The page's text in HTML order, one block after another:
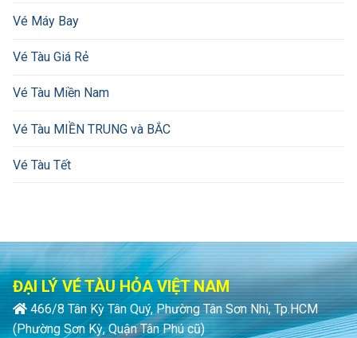
Vé Máy Bay
Vé Tàu Giá Rẻ
Vé Tàu Miền Nam
Vé Tàu MIỀN TRUNG và BẮC
Vé Tàu Tết
ĐẠI LÝ VÉ TÀU HỎA VIỆT NAM
466/8 Tân Kỳ Tân Quý, Phường Tân Sơn Nhì, Tp.HCM
(Phường Sơn Kỳ, Quận Tân Phú cũ)